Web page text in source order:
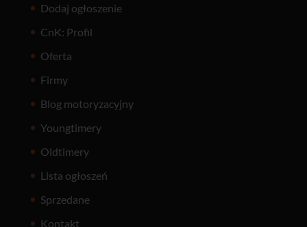
Dodaj ogłoszenie
CnK: Profil
Oferta
Firmy
Blog motoryzacyjny
Youngtimery
Oldtimery
Lista ogłoszeń
Sprzedane
Kontakt